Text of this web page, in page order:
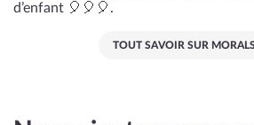
d’enfant 🎈🎈🎈.
TOUT SAVOIR SUR